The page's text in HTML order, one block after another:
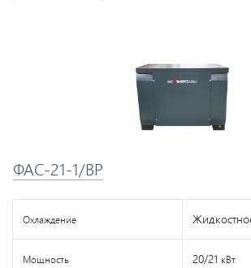
ФАС-21-1/ВР
Охлаждение
Мощность 20/21 кВт